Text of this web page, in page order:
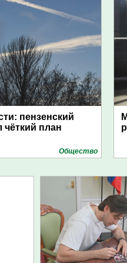
пензенский
чёткий план
Общество